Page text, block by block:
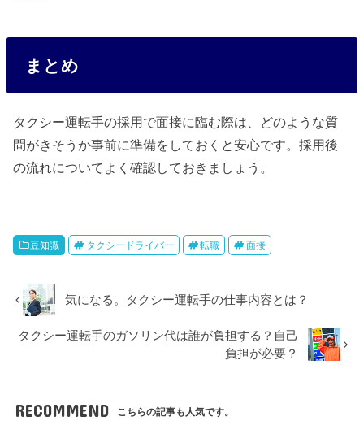
まとめ
タクシー運転手の採用で面接に臨む際は、どのような質
問がきそうか事前に準備をしておくと安心です。採用後
の流れについてよく確認しておきましょう。
豆知識 タクシードライバー 転職 面接
気になる。タクシー運転手の仕事内容とは？
タクシー運転手のガソリン代は誰が負担する？自己
負担が必要？
RECOMMEND こちらの記事も人気です。